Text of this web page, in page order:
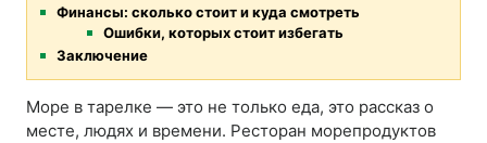
Финансы: сколько стоит и куда смотреть
Ошибки, которых стоит избегать
Заключение
Море в тарелке — это не только еда, это рассказ о
месте, людях и времени. Ресторан морепродуктов